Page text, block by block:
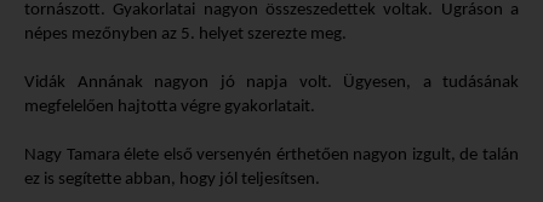
tornászott. Gyakorlatai nagyon összeszedettek voltak. Ugráson a
népes mezőnyben az 5. helyet szerezte meg.
Vidák Annának nagyon jó napja volt. Ügyesen, a tudásának
megfelelően hajtotta végre gyakorlatait.
Nagy Tamara élete első versenyén érthetően nagyon izgult, de talán
ez is segítette abban, hogy jól teljesítsen.